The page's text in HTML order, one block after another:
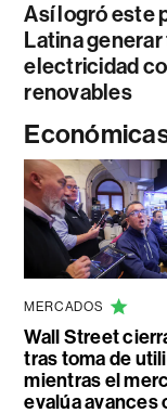
Así logró este
Latina generar
electricidad
renovables
MERCADOS
Wall Street
tras toma de
mientras el
evalúa avances